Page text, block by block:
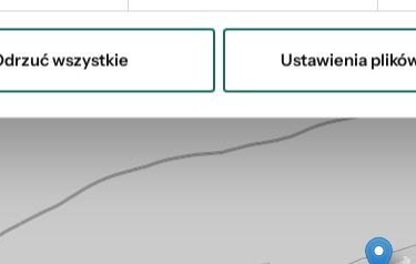
wszystkie Ustawienia
Mapa